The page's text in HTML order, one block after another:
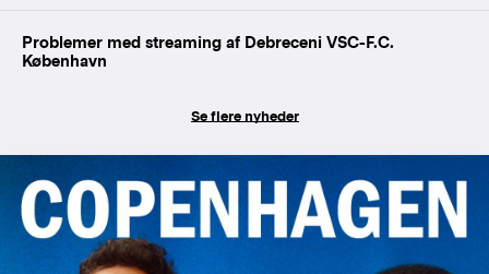
Problemer med streaming af Debreceni VSC-F.C.
København
Se flere nyheder